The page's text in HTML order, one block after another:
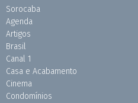
Sorocaba
Agenda
Artigos
Brasil
Canal 1
Casa e Acabamento
Cinema
Condomínios